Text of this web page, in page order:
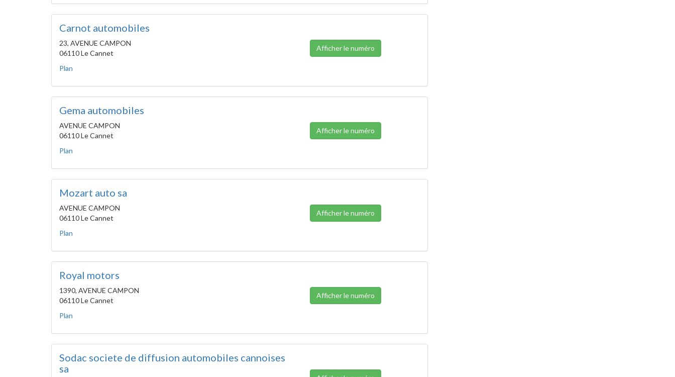
Carnot automobiles
23, AVENUE CAMPON
06110 Le Cannet
Plan
Afficher le numéro
Gema automobiles
AVENUE CAMPON
06110 Le Cannet
Plan
Afficher le numéro
Mozart auto sa
AVENUE CAMPON
06110 Le Cannet
Plan
Afficher le numéro
Royal motors
1390, AVENUE CAMPON
06110 Le Cannet
Plan
Afficher le numéro
Sodac societe de diffusion automobiles cannoises
sa